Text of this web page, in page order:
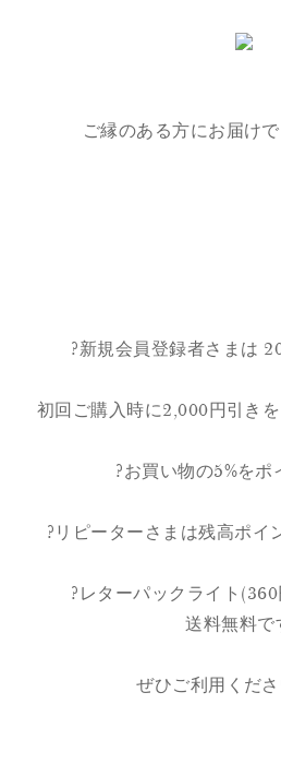
ご縁のある方にお届け
?新規会員登録者さまは
初回ご購入時に2,000円引き
?お買い物の5%をポ
?リピーターさまは残高ポイ
?レターパックライト
送料無料で
ぜひご利用くだ